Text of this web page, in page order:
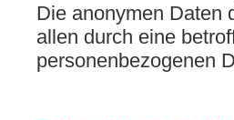
Die anonymen Daten
allen durch eine
personenbezogenen